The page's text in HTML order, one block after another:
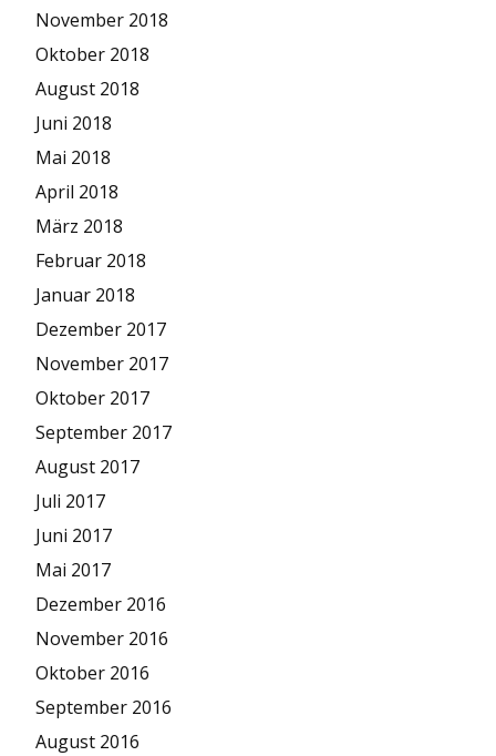
November 2018
Oktober 2018
August 2018
Juni 2018
Mai 2018
April 2018
März 2018
Februar 2018
Januar 2018
Dezember 2017
November 2017
Oktober 2017
September 2017
August 2017
Juli 2017
Juni 2017
Mai 2017
Dezember 2016
November 2016
Oktober 2016
September 2016
August 2016